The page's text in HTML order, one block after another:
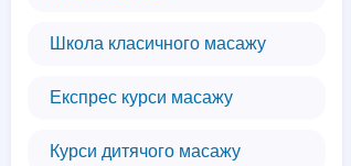
Школа класичного масажу
Експрес курси масажу
Курси дитячого масажу